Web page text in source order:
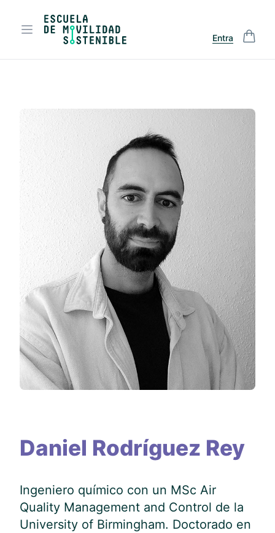
Entra
Daniel Rodríguez Rey
Ingeniero químico con un MSc Air
Quality Management and Control de la
University of Birmingham. Doctorado en